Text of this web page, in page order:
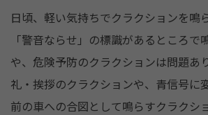
日頃、軽い気持ちでクラクションを鳴
「警音ならせ」の標識があるところで
や、危険予防のクラクションは問題あ
礼・挨拶のクラクションや、青信号に
前の車への合図として鳴らすクラクシ